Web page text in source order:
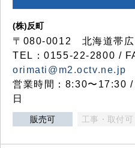
(株)反町
〒080-0012 北海道帯広
TEL：0155-22-2800 /
orimati@m2.octv.ne.jp
営業時間：8:30〜17:30 /
日
販売可 工事・取付可